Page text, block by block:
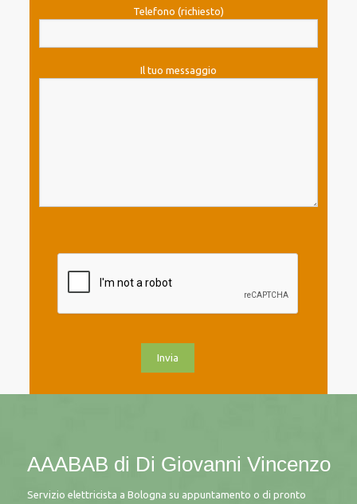
Telefono (richiesto)
Il tuo messaggio
AAABAB di Di Giovanni Vincenzo
Servizio elettricista a Bologna su appuntamento o di pronto